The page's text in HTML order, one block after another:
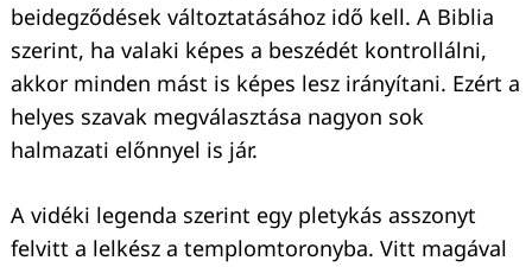
beidegződések változtatásához idő kell. A Biblia
szerint, ha valaki képes a beszédét kontrollálni,
akkor minden mást is képes lesz irányítani. Ezért a
helyes szavak megválasztása nagyon sok
halmazati előnnyel is jár.
A vidéki legenda szerint egy pletykás asszonyt
felvitt a lelkész a templomtoronyba. Vitt magával